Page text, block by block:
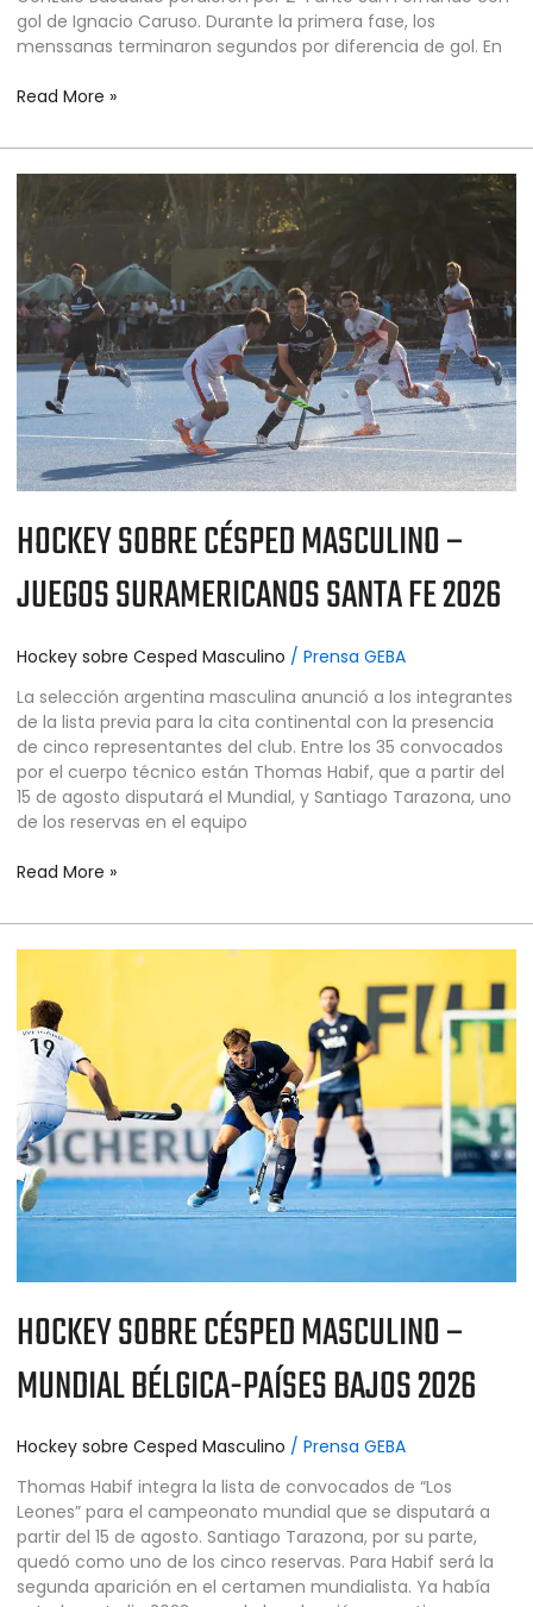
gol de Ignacio Caruso. Durante la primera fase, los
menssanas terminaron segundos por diferencia de gol. En
Read More »
HOCKEY SOBRE CÉSPED MASCULINO –
JUEGOS SURAMERICANOS SANTA FE 2026
Hockey sobre Cesped Masculino / Prensa GEBA
La selección argentina masculina anunció a los integrantes
de la lista previa para la cita continental con la presencia
de cinco representantes del club. Entre los 35 convocados
por el cuerpo técnico están Thomas Habif, que a partir del
15 de agosto disputará el Mundial, y Santiago Tarazona, uno
de los reservas en el equipo
SOBRE
MASCULINO
–
JUEGOS
SURAMERICANOS
SANTA
2026
Read More »
HOCKEY SOBRE CÉSPED MASCULINO –
MUNDIAL BÉLGICA-PAÍSES BAJOS 2026
Hockey sobre Cesped Masculino / Prensa GEBA
Thomas Habif integra la lista de convocados de “Los
Leones” para el campeonato mundial que se disputará a
partir del 15 de agosto. Santiago Tarazona, por su parte,
quedó como uno de los cinco reservas. Para Habif será la
segunda aparición en el certamen mundialista. Ya había
CÉSPED
MASCULINO
MUNDIAL
BÉLGICA-
PAÍSES
BAJOS
2026